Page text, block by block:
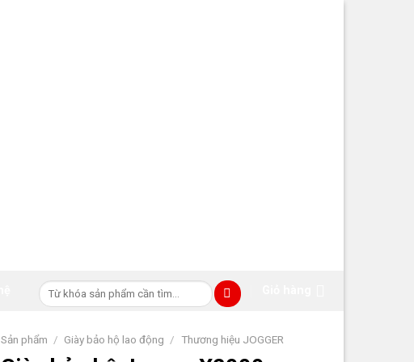
Tìm
kiếm:
Sản phẩm / Giày bảo hộ lao động / Thương hiệu JOGGER